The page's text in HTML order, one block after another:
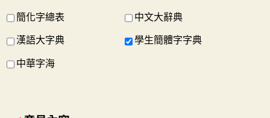
簡化字總表 中文大辭典
漢語大字典 學生簡體字字典
中華字海